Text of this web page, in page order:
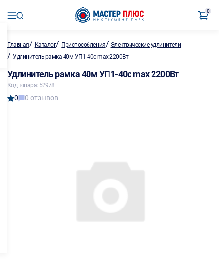
0
Главная/ Каталог/ Приспособления/ Электрические удлинители
/ Удлинитель рамка 40м УП1-40с max 2200Вт
Удлинитель рамка 40м УП1-40с max 2200Вт
Код товара: 52978
0 0 отзывов